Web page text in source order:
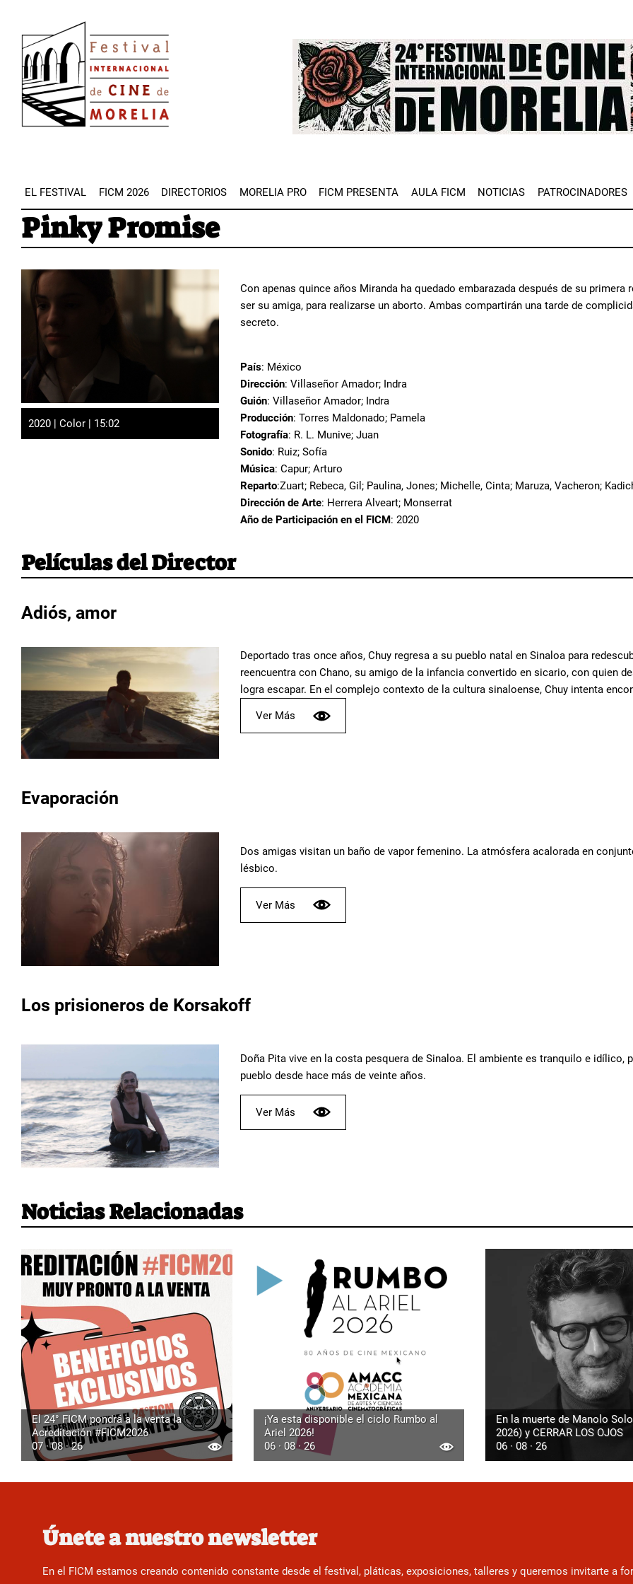
contenido
principal
Image
EL FESTIVAL FICM 2026 DIRECTORIOS MORELIA PRO FICM PRESENTA AULA FICM NOTICIAS PATROCINADORES
Pinky Promise
2020 | Color | 15:02
Con apenas quince años Miranda ha quedado embarazada después de su
ser su amiga, para realizarse un aborto. Ambas compartirán una tarde de
secreto.
País: México
Dirección: Villaseñor Amador; Indra
Guión: Villaseñor Amador; Indra
Producción: Torres Maldonado; Pamela
Fotografía: R. L. Munive; Juan
Sonido: Ruiz; Sofía
Música: Capur; Arturo
Reparto:Zuart; Rebeca, Gil; Paulina, Jones; Michelle, Cinta; Maruza, Vacheron;
Dirección de Arte: Herrera Alveart; Monserrat
Año de Participación en el FICM: 2020
Películas del Director
Adiós, amor
Deportado tras once años, Chuy regresa a su pueblo natal en Sinaloa para
reencuentra con Chano, su amigo de la infancia convertido en sicario, con quien
logra escapar. En el complejo contexto de la cultura sinaloense, Chuy intenta
Ver Más
Evaporación
Dos amigas visitan un baño de vapor femenino. La atmósfera acalorada en
lésbico.
Ver Más
Los prisioneros de Korsakoff
Doña Pita vive en la costa pesquera de Sinaloa. El ambiente es tranquilo e
pueblo desde hace más de veinte años.
Ver Más
Noticias Relacionadas
El 24° FICM pondrá a la venta la
Acreditación #FICM2026
07 · 08 · 26
¡Ya esta disponible el ciclo Rumbo al
Ariel 2026!
06 · 08 · 26
En la muerte de Manolo
2026) y CERRAR LOS OJOS
06 · 08 · 26
Únete a nuestro newsletter
En el FICM estamos creando contenido constante desde el festival, pláticas, exposiciones, talleres y queremos invitarte a